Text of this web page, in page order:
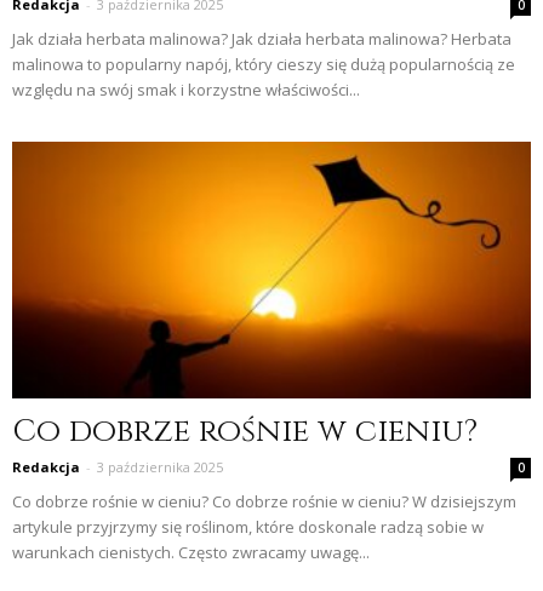
Redakcja - 3 października 2025 0
Jak działa herbata malinowa? Jak działa herbata malinowa? Herbata
malinowa to popularny napój, który cieszy się dużą popularnością ze
względu na swój smak i korzystne właściwości...
Co dobrze rośnie w cieniu?
Redakcja - 3 października 2025 0
Co dobrze rośnie w cieniu? Co dobrze rośnie w cieniu? W dzisiejszym
artykule przyjrzymy się roślinom, które doskonale radzą sobie w
warunkach cienistych. Często zwracamy uwagę...